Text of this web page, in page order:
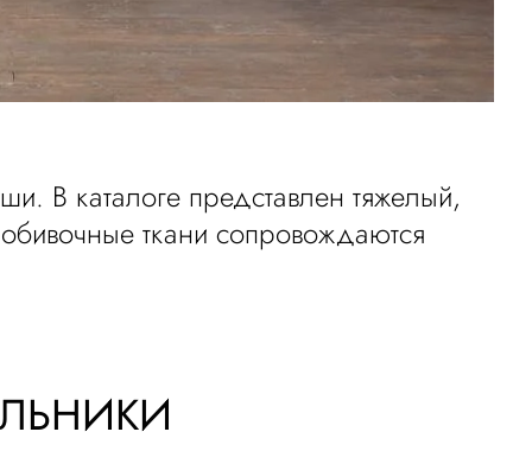
В каталоге представлен тяжелый,
ткани сопровождаются